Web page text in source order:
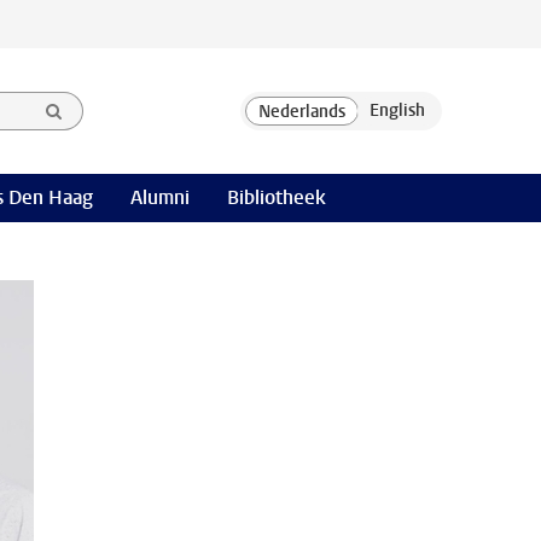
Den Haag Alumni Bibliotheek